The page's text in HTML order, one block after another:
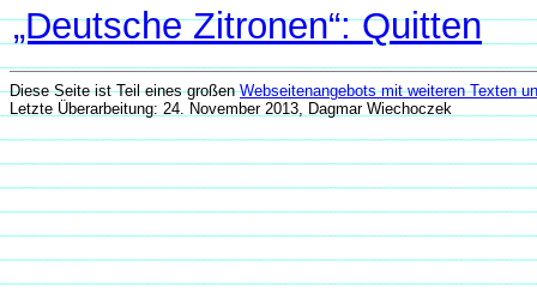
„Deutsche Zitronen“: Quitten
Diese Seite ist Teil eines großenWebseitenangebots mit weiteren Texten
Letzte Überarbeitung: 24. November 2013, Dagmar Wiechoczek